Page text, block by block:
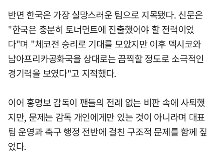
반면 한국은 가장 실망스러운 팀으로 지목됐다. 신문은
"한국은 충분히 토너먼트에 진출했어야 할 전력이었
다"며 "체코전 승리로 기대를 모았지만 이후 멕시코와
남아프리카공화국을 상대로는 끔찍할 정도로 소극적인
경기력을 보였다"고 지적했다.
이어 홍명보 감독이 팬들의 전례 없는 비판 속에 사퇴했
지만, 문제는 감독 개인에게만 있는 것이 아니라며 대표
팀 운영과 축구 행정 전반에 걸친 구조적 문제를 함께 짚
었다.